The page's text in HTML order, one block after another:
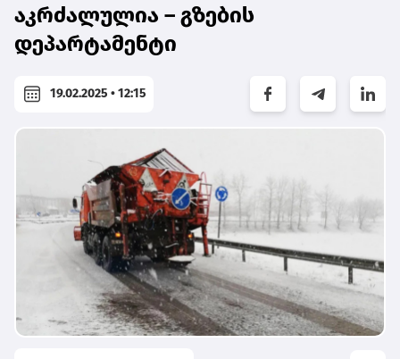
აკრძალულია – გზების
დეპარტამენტი
19.02.2025 • 12:15